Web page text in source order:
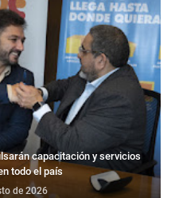
capacitación y servicios
todo el país
de 2026